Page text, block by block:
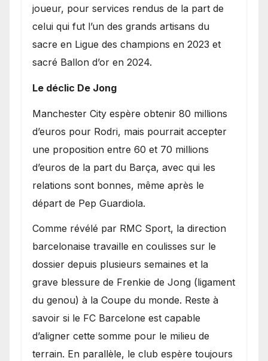
joueur, pour services rendus de la part de
celui qui fut l’un des grands artisans du
sacre en Ligue des champions en 2023 et
sacré Ballon d’or en 2024.
Le déclic De Jong
​Manchester City espère obtenir 80 millions
d’euros pour Rodri, mais pourrait accepter
une proposition entre 60 et 70 millions
d’euros de la part du Barça, avec qui les
relations sont bonnes, même après le
départ de Pep Guardiola.
​Comme révélé par RMC Sport, la direction
barcelonaise travaille en coulisses sur le
dossier depuis plusieurs semaines et la
grave blessure de Frenkie de Jong (ligament
du genou) à la Coupe du monde. Reste à
savoir si le FC Barcelone est capable
d’aligner cette somme pour le milieu de
terrain. En parallèle, le club espère toujours